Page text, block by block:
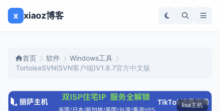
x xiaoz博客
首页 软件
Windows工具
TortoiseSVN(SVN客户端)V1.8.7官方中文版
lisa主机